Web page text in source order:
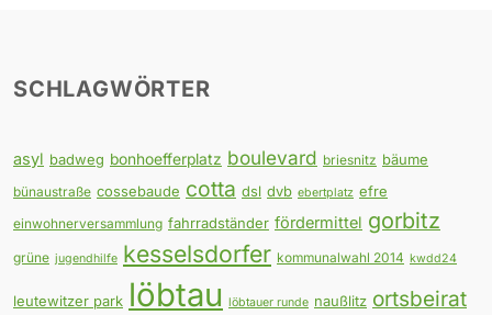
SCHLAGWÖRTER
asyl badweg bonhoefferplatz boulevard briesnitz bäume
bünaustraße cossebaude cotta dsl dvb ebertplatz efre
einwohnerversammlung fahrradständer fördermittel gorbitz
grüne jugendhilfe kesselsdorfer kommunalwahl 2014 kwdd24
leutewitzer park löbtau löbtauer runde naußlitz ortsbeirat